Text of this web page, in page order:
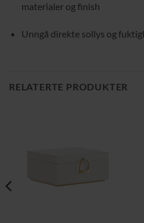
materialer og finish
Unngå direkte sollys og
RELATERTE PRODUKTER